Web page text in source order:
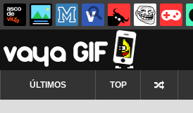
ÚLTIMOS TOP